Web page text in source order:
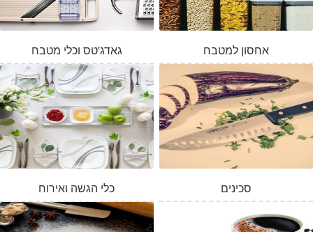
גאדג'טס וכלי מטבח אחסון למטבח
כלי הגשה ואירוח סכינים